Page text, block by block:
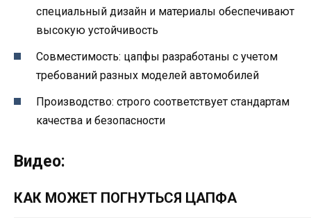
специальный дизайн и материалы обеспечивают
высокую устойчивость
Совместимость: цапфы разработаны с учетом
требований разных моделей автомобилей
Производство: строго соответствует стандартам
качества и безопасности
Видео:
КАК МОЖЕТ ПОГНУТЬСЯ ЦАПФА